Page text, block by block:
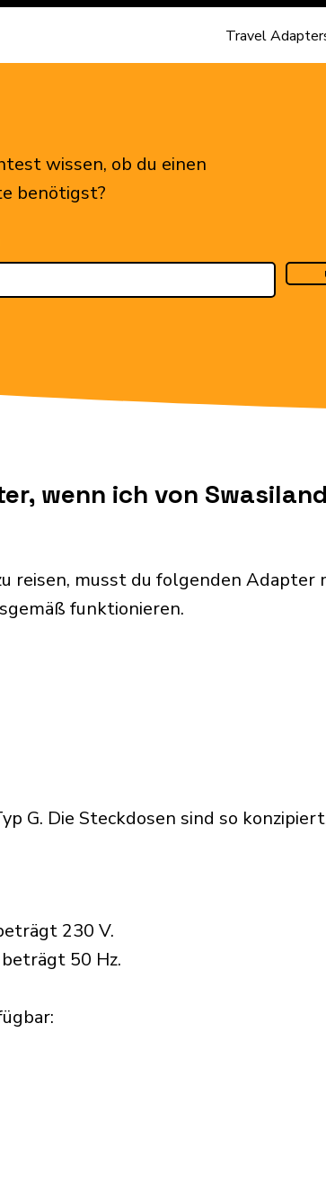
Travel
wissen, ob du einen
benötigst?
wenn ich von
reisen, musst du folgenden Adapter
funktionieren.
G. Die Steckdosen sind so
230 V.
50 Hz.